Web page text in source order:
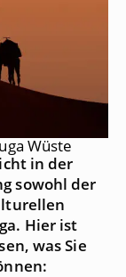
Wüste
in der
sowohl der
Hier ist
was Sie